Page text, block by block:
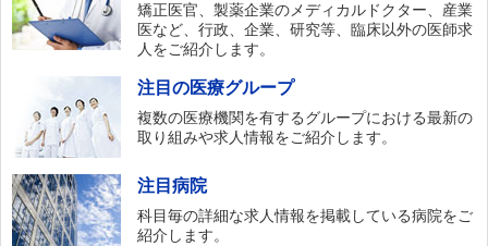
矯正医官、製薬企業のメディカルドクター、産業
医など、行政、企業、研究等、臨床以外の医師求
人をご紹介します。
注目の医療グループ
複数の医療機関を有するグループにおける最新の
取り組みや求人情報をご紹介します。
注目病院
科目毎の詳細な求人情報を掲載している病院をご
紹介します。